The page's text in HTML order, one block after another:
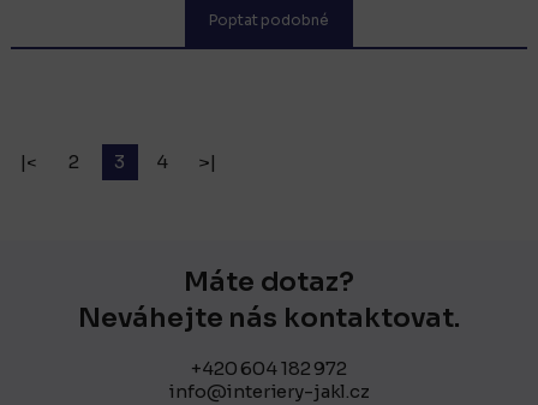
Poptat podobné
|< 2 3 4 >|
Máte dotaz?
Neváhejte nás kontaktovat.
+420 604 182 972
info@interiery-jakl.cz